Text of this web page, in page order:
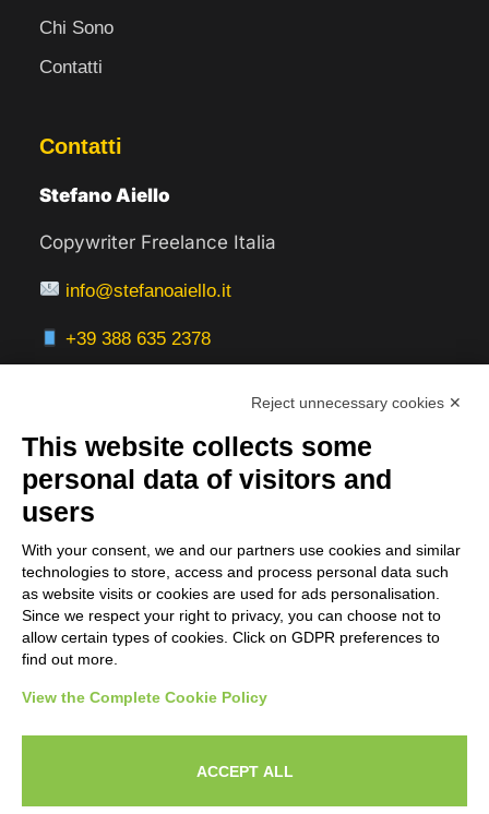
Chi Sono
Contatti
Contatti
Stefano Aiello
Copywriter Freelance Italia
info@stefanoaiello.it
+39 388 635 2378
Aree Servite
Italia:
Milano, Roma, Bologna, Firenze, Torino,
Napoli, Venezia, Verona, Genova
Servizi Online:
© 2025 Stefano Aiello - Copywriter a Risposta
Reject unnecessary cookies ✕
This website collects some
personal data of visitors and
users
With your consent, we and our partners use cookies and similar
technologies to store, access and process personal data such
as website visits or cookies are used for ads personalisation.
Since we respect your right to privacy, you can choose not to
allow certain types of cookies. Click on GDPR preferences to
find out more.
View the Complete Cookie Policy
ACCEPT ALL